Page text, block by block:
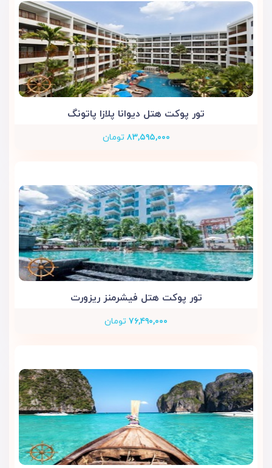
تور پوکت هتل دیوانا پلازا پاتونگ
۸۳,۵۹۵,۰۰۰ تومان
تور پوکت هتل فیشرمنز ریزورت
۷۶,۴۹۰,۰۰۰ تومان